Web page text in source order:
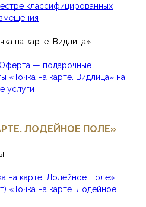
классифицированных
на карте. Видлица»
— подарочные
«Точка на карте. Видлица» на
услуги
ЛОДЕЙНОЕ ПОЛЕ»
на карте. Лодейное Поле»
«Точка на карте. Лодейное